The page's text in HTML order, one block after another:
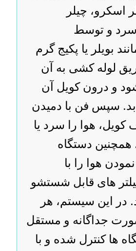
اسکرو، چیلر
سرد و توسط
بویلر یا پکیج گرم
لوله کشی به آن
و درون کویل آن
سپس فن با دمیدن
کویل، هوا را سرد یا
دستگاه
هوا را با
های قابل شستشو
در این سیستم، هر
جداگانه و مستقل
ها کنترل شده و با